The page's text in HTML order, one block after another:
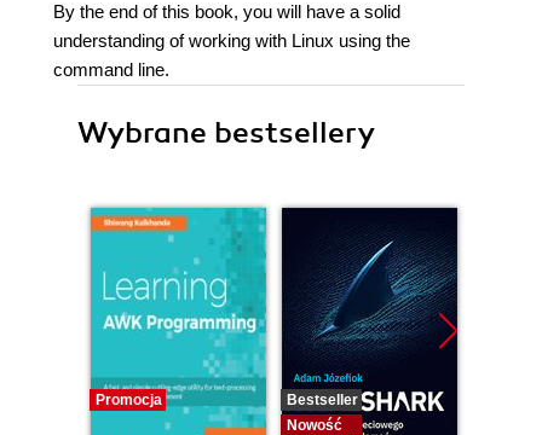
By the end of this book, you will have a solid
understanding of working with Linux using the
command line.
Wybrane bestsellery
Promocja
Bestseller
Nowość